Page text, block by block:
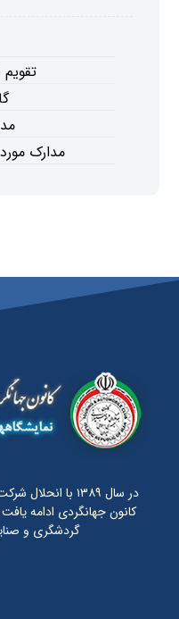
مدارک
در سال ۱۳۸۹ با
گردشگری و